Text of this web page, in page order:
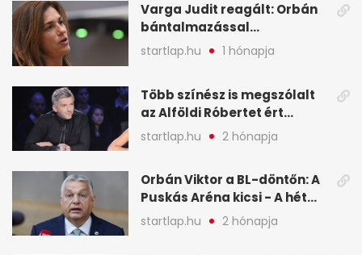
Varga Judit reagált: Orbán
bántalmazással
kapcsolatban emlegette - A
hét legfontosabb hírei
startlap.hu 1 hónapja
Több színész is megszólalt
az Alföldi Róbertet ért
vádakról - A hét
legfontosabb hírei
startlap.hu 2 hónapja
Orbán Viktor a BL-döntőn: A
Puskás Aréna kicsi - A hét
legfontosabb hírei képeken
startlap.hu 2 hónapja